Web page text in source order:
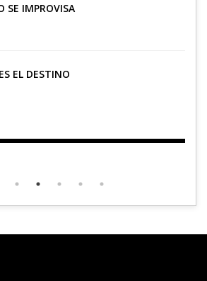
SE IMPROVISA
EL DESTINO